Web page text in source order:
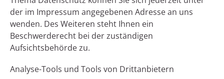
der im Impressum angegebenen Adresse an uns
wenden. Des Weiteren steht Ihnen ein
Beschwerderecht bei der zuständigen
Aufsichtsbehörde zu.
Analyse-Tools und Tools von Drittanbietern